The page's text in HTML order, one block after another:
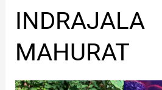
INDRAJALA
MAHURAT
INDRAJALA
MAHURAT